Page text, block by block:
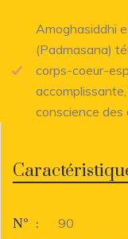
Amoghasiddhi
(Padmasana)
corps-coeur-
conscience des
N° :
90